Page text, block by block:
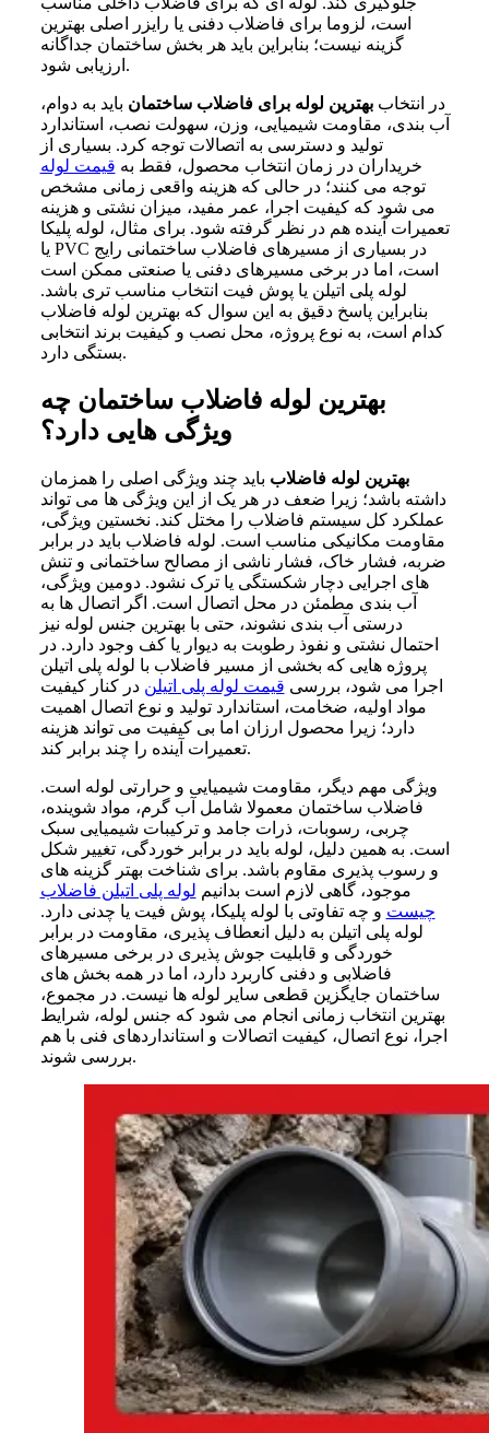
است، لزوما برای فاضلاب دفنی یا رایزر اصلی بهترین
گزینه نیست؛ بنابراین باید هر بخش ساختمان جداگانه
ارزیابی شود.
در انتخاببهترین لوله برای فاضلاب ساختمان باید به دوام،
آب بندی، مقاومت شیمیایی، وزن، سهولت نصب، استاندارد
تولید و دسترسی به اتصالات توجه کرد. بسیاری از
خریداران در زمان انتخاب محصول، فقط به قیمت لوله
توجه می کنند؛ در حالی که هزینه واقعی زمانی مشخص
می شود که کیفیت اجرا، عمر مفید، میزان نشتی و هزینه
تعمیرات آینده هم در نظر گرفته شود. برای مثال، لوله پلیکا
یا PVC در بسیاری از مسیرهای فاضلاب ساختمانی رایج
است، اما در برخی مسیرهای دفنی یا صنعتی ممکن است
لوله پلی اتیلن یا پوش فیت انتخاب مناسب تری باشد.
بنابراین پاسخ دقیق به این سوال که بهترین لوله فاضلاب
کدام است، به نوع پروژه، محل نصب و کیفیت برند انتخابی
بستگی دارد.
بهترین لوله فاضلاب ساختمان چه
ویژگی هایی دارد؟
بهترین لوله فاضلاب باید چند ویژگی اصلی را همزمان
داشته باشد؛ زیرا ضعف در هر یک از این ویژگی ها می تواند
عملکرد کل سیستم فاضلاب را مختل کند. نخستین ویژگی،
مقاومت مکانیکی مناسب است. لوله فاضلاب باید در برابر
ضربه، فشار خاک، فشار ناشی از مصالح ساختمانی و تنش
های اجرایی دچار شکستگی یا ترک نشود. دومین ویژگی،
آب بندی مطمئن در محل اتصال است. اگر اتصال ها به
درستی آب بندی نشوند، حتی با بهترین جنس لوله نیز
احتمال نشتی و نفوذ رطوبت به دیوار یا کف وجود دارد. در
پروژه هایی که بخشی از مسیر فاضلاب با لوله پلی اتیلن
اجرا می شود، بررسی قیمت لوله پلی اتیلن در کنار کیفیت
مواد اولیه، ضخامت، استاندارد تولید و نوع اتصال اهمیت
دارد؛ زیرا محصول ارزان اما بی کیفیت می تواند هزینه
تعمیرات آینده را چند برابر کند.
ویژگی مهم دیگر، مقاومت شیمیایی و حرارتی لوله است.
فاضلاب ساختمان معمولا شامل آب گرم، مواد شوینده،
چربی، رسوبات، ذرات جامد و ترکیبات شیمیایی سبک
است. به همین دلیل، لوله باید در برابر خوردگی، تغییر شکل
و رسوب پذیری مقاوم باشد. برای شناخت بهتر گزینه های
موجود، گاهی لازم است بدانیم لوله پلی اتیلن فاضلاب
چیست و چه تفاوتی با لوله پلیکا، پوش فیت یا چدنی دارد.
لوله پلی اتیلن به دلیل انعطاف پذیری، مقاومت در برابر
خوردگی و قابلیت جوش پذیری در برخی مسیرهای
فاضلابی و دفنی کاربرد دارد، اما در همه بخش های
ساختمان جایگزین قطعی سایر لوله ها نیست. در مجموع،
بهترین انتخاب زمانی انجام می شود که جنس لوله، شرایط
اجرا، نوع اتصال، کیفیت اتصالات و استانداردهای فنی با هم
بررسی شوند.